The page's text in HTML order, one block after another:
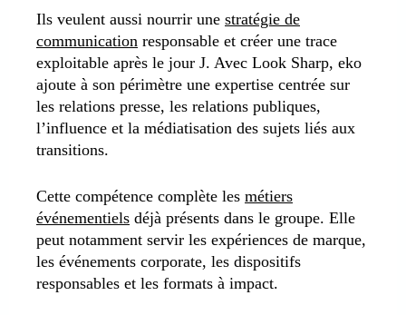
Ils veulent aussi nourrir une stratégie de
communication responsable et créer une trace
exploitable après le jour J. Avec Look Sharp, eko
ajoute à son périmètre une expertise centrée sur
les relations presse, les relations publiques,
l’influence et la médiatisation des sujets liés aux
transitions.
Cette compétence complète les métiers
événementiels déjà présents dans le groupe. Elle
peut notamment servir les expériences de marque,
les événements corporate, les dispositifs
responsables et les formats à impact.